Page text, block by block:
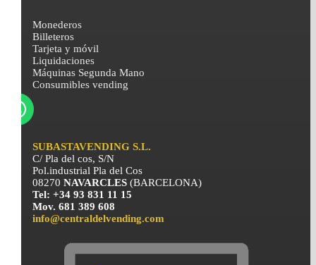
Monederos
Billeteros
Tarjeta y móvil
Liquidaciones
Máquinas Segunda Mano
Consumibles vending
SUBASTAVENDING S.L.
C/ Pla del cos, S/N
Pol.industrial Pla del Cos
08270NAVARCLES(BARCELONA)
Tel: +34 93 831 11 15
Mov. 681 389 608
info@centraldelvending.com